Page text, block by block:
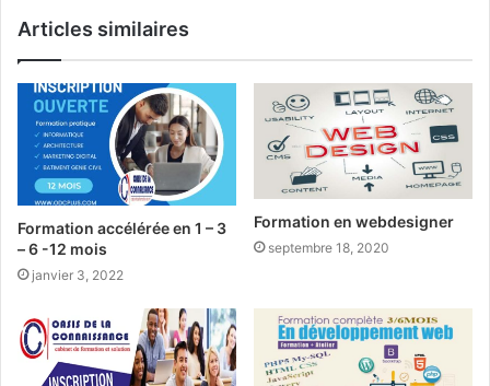
Articles similaires
Formation accélérée en 1 – 3
– 6 -12 mois
janvier 3, 2022
Formation en webdesigner
septembre 18, 2020